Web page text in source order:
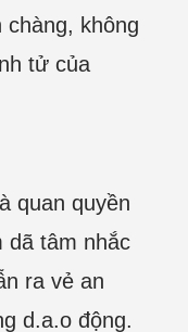
không
tử của
quan quyền
dã tâm nhắc
ra vẻ an
d.a.o động.